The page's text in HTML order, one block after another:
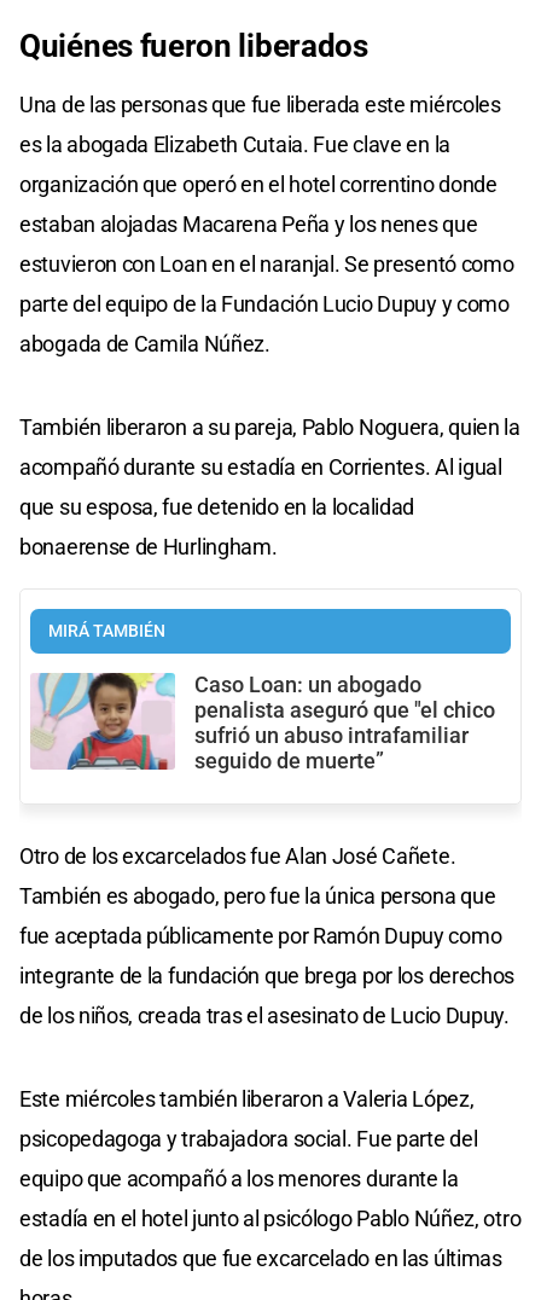
Quiénes fueron liberados
Una de las personas que fue liberada este miércoles
es la abogada Elizabeth Cutaia. Fue clave en la
organización que operó en el hotel correntino donde
estaban alojadas Macarena Peña y los nenes que
estuvieron con Loan en el naranjal. Se presentó como
parte del equipo de la Fundación Lucio Dupuy y como
abogada de Camila Núñez.
También liberaron a su pareja, Pablo Noguera, quien la
acompañó durante su estadía en Corrientes. Al igual
que su esposa, fue detenido en la localidad
bonaerense de Hurlingham.
MIRÁ TAMBIÉN
Caso Loan: un abogado
penalista aseguró que "el chico
sufrió un abuso intrafamiliar
seguido de muerte”
Otro de los excarcelados fue Alan José Cañete.
También es abogado, pero fue la única persona que
fue aceptada públicamente por Ramón Dupuy como
integrante de la fundación que brega por los derechos
de los niños, creada tras el asesinato de Lucio Dupuy.
Este miércoles también liberaron a Valeria López,
psicopedagoga y trabajadora social. Fue parte del
equipo que acompañó a los menores durante la
estadía en el hotel junto al psicólogo Pablo Núñez, otro
de los imputados que fue excarcelado en las últimas